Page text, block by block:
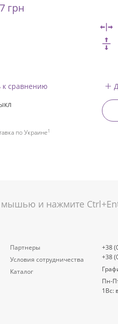
грн
к сравнению
по Украине1
мышью и нажмите
Партнеры
Условия сотрудничества
Каталог
+38
+38
Пн-
1Вс: